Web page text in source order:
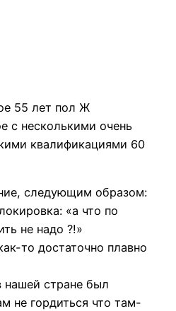
55 лет пол Ж
с несколькими очень
квалификациями 60
следующим образом:
«а что по
не надо ?!»
то достаточно плавно
нашей стране был
не гордиться что там-